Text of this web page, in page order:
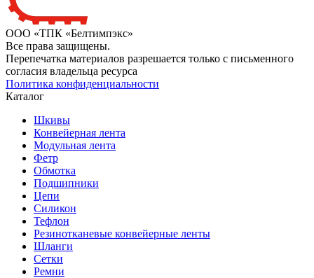
ООО «ТПК «Белтимпэкс»
Все права защищены.
Перепечатка материалов разрешается только с письменного
согласия владельца ресурса
Политика конфиденциальности
Каталог
Шкивы
Конвейерная лента
Модульная лента
Фетр
Обмотка
Подшипники
Цепи
Силикон
Тефлон
Резинотканевые конвейерные ленты
Шланги
Сетки
Ремни